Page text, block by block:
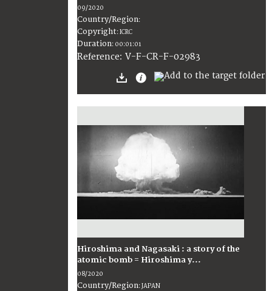
09/2020
Country/Region:
Copyright:ICRC
Duration: 00:01:01
Reference: V-F-CR-F-02983
Hiroshima and Nagasaki : a story of the
atomic bomb = Hiroshima y...
08/2020
Country/Region:JAPAN